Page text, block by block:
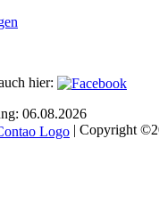
hier:
06.08.2026
| Copyright